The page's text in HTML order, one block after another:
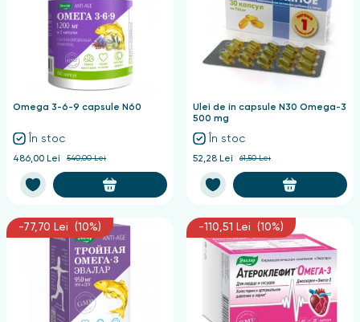
Omega 3-6-9 capsule N60
În stoc
486,00 Lei 540,00 Lei
Ulei de in capsule N30 Omega-3
500 mg
În stoc
52,28 Lei 61,50 Lei
-77,70 Lei (10%) -110,51 Lei (10%)